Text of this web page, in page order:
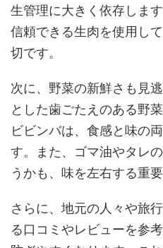
生管理に大きく依存しま
信頼できる生肉を使用し
切です。
次に、野菜の新鮮さも見
とした歯ごたえのある野
ビビンバは、食感と味の
す。また、ゴマ油やタレ
うかも、味を左右する重要
さらに、地元の人々や旅
る口コミやレビューを参